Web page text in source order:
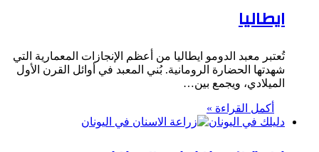
ايطاليا
تُعتبر معبد الدومو ايطاليا من أعظم الإنجازات المعمارية التي
شهدتها الحضارة الرومانية. بُني المعبد في أوائل القرن الأول
الميلادي، ويجمع بين…
أكمل القراءة »
دليلك في اليونان